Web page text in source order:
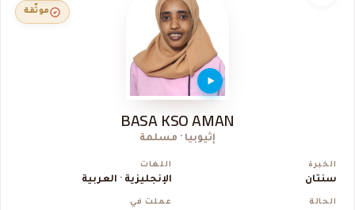
موثّقة
BASA KSO AMAN
إثيوبيا · مسلمة
الخبرة
سنتان
اللغات
الإنجليزية · العربية
الحالة عملت في